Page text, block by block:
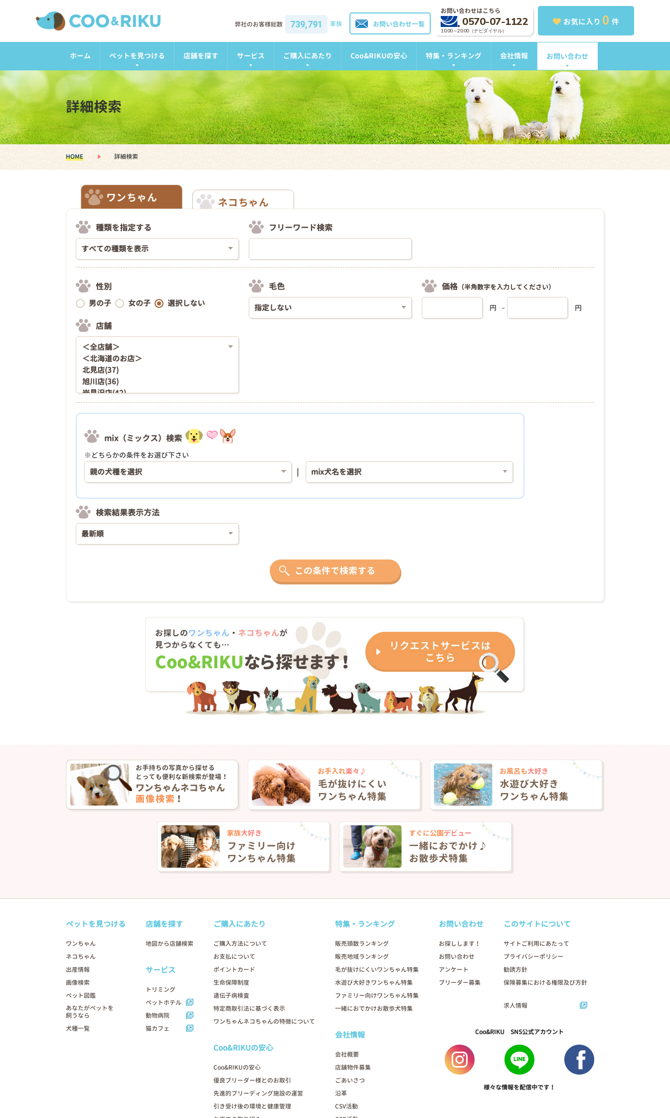
お気に入り 0 件
お問い合わせはこちら
0570-07-1122
10:00～20:00（ナビダイヤル）
お問い合わせ一覧
弊社のお客様総数 739,791 家族
ホーム ペットを見つける 店舗を探す サービス ご購入にあたり Coo&RIKUの安心 特集・ランキング 会社情報 お問い合わせ
詳細検索
HOME 詳細検索
ワンちゃん ネコちゃん
種類を指定する フリーワード検索
性別
男の子 女の子 選択しない
店舗
毛色 価格 （半角数字を入力してください）
円 円
mix（ミックス）検索
※どちらかの条件をお選び下さい
検索結果表示方法
この条件で検索する
ペットを見つける
ワンちゃん
ネコちゃん
出産情報
画像検索
ペット図鑑
あなたがペットを
飼うなら
犬種一覧
店舗を探す
地図から店舗検索
サービス
トリミング
ペットホテル
動物病院
猫カフェ
ご購入にあたり
ご購入方法について
お支払について
ポイントカード
生命保障制度
遺伝子病検査
特定商取引法に基づく表示
ワンちゃんネコちゃんの特徴について
Coo&RIKUの安心
Coo&RIKUの安心
優良ブリーダー様とのお取引
先進的ブリーディング施設の運営
引き受け後の環境と健康管理
特集・ランキング
販売頭数ランキング
販売地域ランキング
毛が抜けにくいワンちゃん特集
水遊び大好きワンちゃん特集
ファミリー向けワンちゃん特集
一緒におでかけお散歩犬特集
会社情報
会社概要
店舗物件募集
ごあいさつ
沿革
CSV活動
お問い合わせ
お探しします！
お問い合わせ
アンケート
ブリーダー募集
このサイトについて
サイトご利用にあたって
プライバシーポリシー
勧誘方針
保険募集における権限及び方針
求人情報
Coo&RIKU SNS公式アカウント
様々な情報を配信中です！